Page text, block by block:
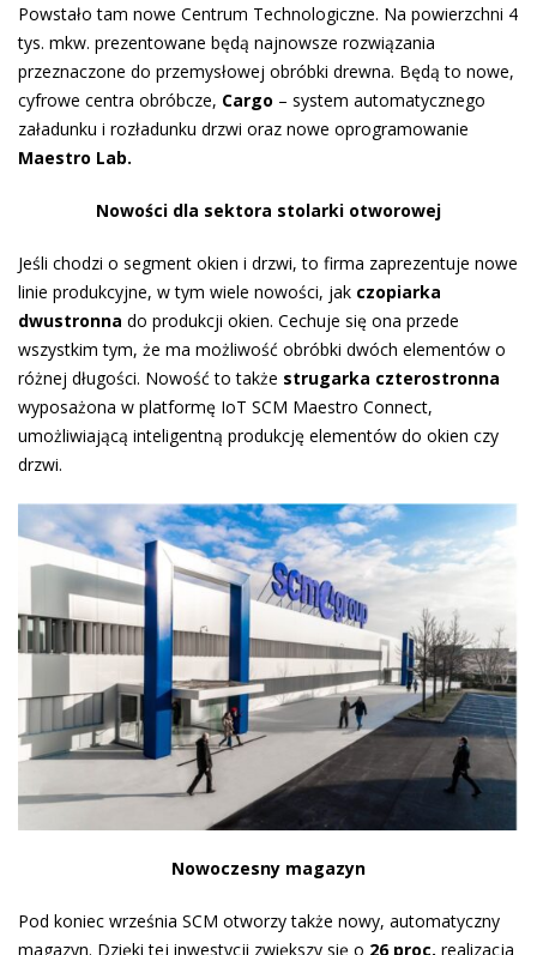
Powstało tam nowe Centrum Technologiczne. Na powierzchni 4
tys. mkw. prezentowane będą najnowsze rozwiązania
przeznaczone do przemysłowej obróbki drewna. Będą to nowe,
cyfrowe centra obróbcze, Cargo – system automatycznego
załadunku i rozładunku drzwi oraz nowe oprogramowanie
Maestro Lab.
Nowości dla sektora stolarki otworowej
Jeśli chodzi o segment okien i drzwi, to firma zaprezentuje nowe
linie produkcyjne, w tym wiele nowości, jak czopiarka
dwustronna do produkcji okien. Cechuje się ona przede
wszystkim tym, że ma możliwość obróbki dwóch elementów o
różnej długości. Nowość to także strugarka czterostronna
wyposażona w platformę IoT SCM Maestro Connect,
umożliwiającą inteligentną produkcję elementów do okien czy
drzwi.
Nowoczesny magazyn
Pod koniec września SCM otworzy także nowy, automatyczny
magazyn. Dzięki tej inwestycji zwiększy się o 26 proc. realizacja